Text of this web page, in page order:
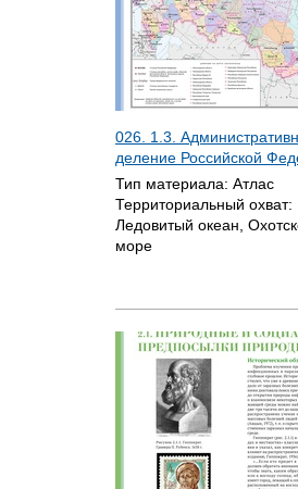
026. 1.3.
деление Российской
Тип материала: Атлас
Территориальный охват:
Ледовитый океан,
море